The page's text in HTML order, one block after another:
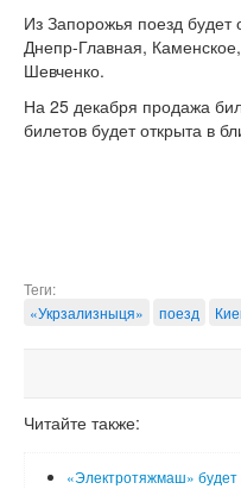
Из Запорожья поезд будет
Днепр-Главная,
Шевченко.
На 25 декабря продажа
билетов будет открыта в
Теги:
«Укрзализныця»
поезд
Читайте также:
«Электротяжмаш» будет